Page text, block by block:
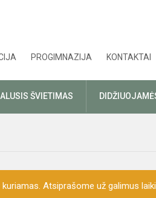
PROGIMNAZIJA KONTAKTAI
ŠVIETIMAS
Atsiprašome už galimus